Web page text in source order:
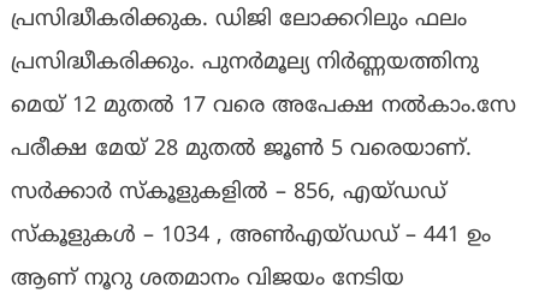
പ്രസിദ്ധീകരിക്കുക. ഡിജി ലോക്കറിലും ഫലം
പ്രസിദ്ധീകരിക്കും. പുനർമൂല്യ നിർണ്ണയത്തിനു
മെയ് 12 മുതൽ 17 വരെ അപേക്ഷ നൽകാം.സേ
പരീക്ഷ മേയ് 28 മുതൽ ജൂൺ 5 വരെയാണ്.
സർക്കാർ സ്കൂളുകളിൽ – 856, എയ്ഡഡ്
സ്കൂളുകൾ – 1034 , അൺഎയ്ഡഡ് – 441 ഉം
ആണ് നൂറു ശതമാനം വിജയം നേടിയ